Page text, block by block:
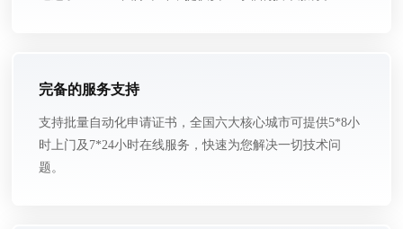
完备的服务支持
支持批量自动化申请证书，全国六大核心城市可提供5*8小
时上门及7*24小时在线服务，快速为您解决一切技术问
题。